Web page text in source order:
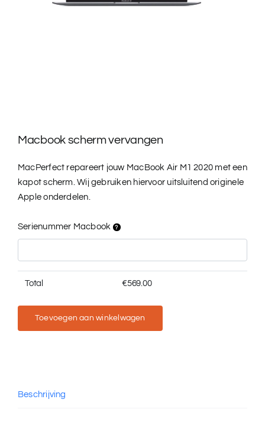
Macbook scherm vervangen
MacPerfect repareert jouw MacBook Air M1 2020 met een
kapot scherm. Wij gebruiken hiervoor uitsluitend originele
Apple onderdelen.
Serienummer Macbook
Total €569.00
Toevoegen aan winkelwagen
Beschrijving